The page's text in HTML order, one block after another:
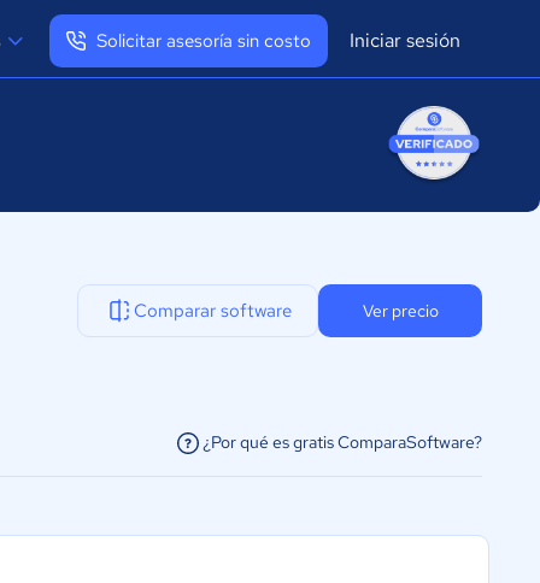
Solicitar asesoría sin costo Iniciar sesión
Comparar software Ver precio
¿Por qué es gratis ComparaSoftware?